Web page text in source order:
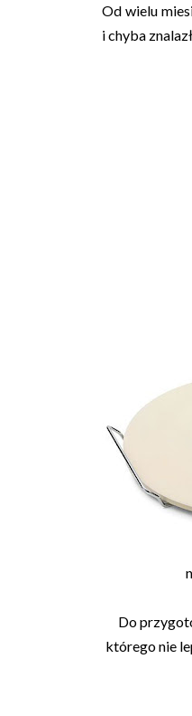
Od wielu
i chyba
Do
którego nie